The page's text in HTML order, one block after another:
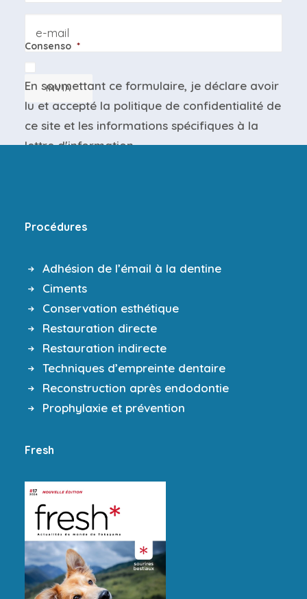
Consenso *
En soumettant ce formulaire, je déclare avoir
lu et accepté la politique de confidentialité de
ce site et les informations spécifiques à la
lettre d'information.
INVIA
Procédures
Adhésion de l’émail à la dentine
Ciments
Conservation esthétique
Restauration directe
Restauration indirecte
Techniques d’empreinte dentaire
Reconstruction après endodontie
Prophylaxie et prévention
Fresh